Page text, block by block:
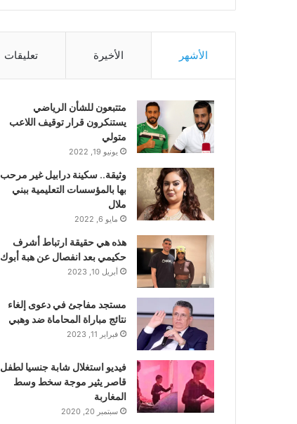
الأشهر الأخيرة تعليقات
متتبعون للشأن الرياضي
يستنكرون قرار توقيف اللاعب
متولي
يونيو 19, 2022
وثيقة.. سكينة درابيل غير مرحب
بها بالمؤسسات التعليمية ببني
ملال
مايو 6, 2022
هذه هي حقيقة ارتباط أشرف
حكيمي بعد انفصال عن هبة أبوك
أبريل 10, 2023
مستجد مفاجئ في دعوى إلغاء
نتائج مباراة المحاماة ضد وهبي
فبراير 11, 2023
فيديو استغلال شابة جنسيا لطفل
قاصر يثير موجة سخط وسط
المغاربة
سبتمبر 20, 2020